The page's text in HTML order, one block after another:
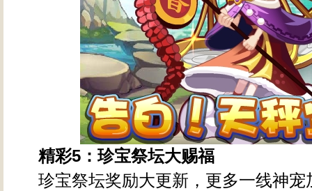
精彩5 ：珍宝祭坛大赐福
珍宝祭坛奖励大更新，更多一线神宠